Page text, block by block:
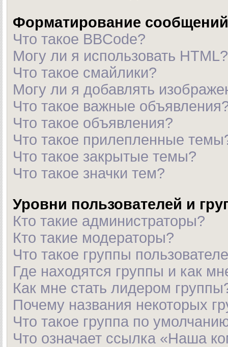
Форматирование
Что такое BBCode?
Могу ли я использовать HTML?
Что такое смайлики?
Могу ли я добавлять
Что такое важные
Что такое объявления?
Что такое прилепленные
Что такое закрытые темы?
Что такое значки тем?
Уровни пользователей и
Кто такие администраторы?
Кто такие модераторы?
Что такое группы
Где находятся группы и как
Как мне стать лидером
Почему названия некоторых
Что такое группа по
Что означает ссылка «Наша